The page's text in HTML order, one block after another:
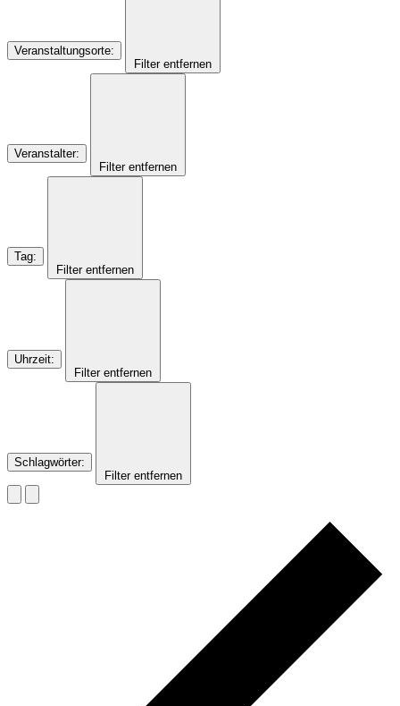
Veranstaltungsorte:
Filter entfernen
Veranstalter:
Filter entfernen
Tag:
Filter entfernen
Uhrzeit:
Filter entfernen
Schlagwörter:
Filter entfernen